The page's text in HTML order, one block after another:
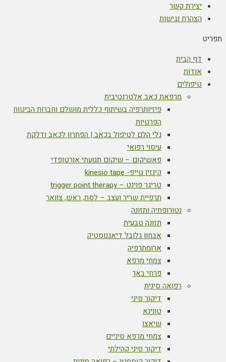
יצירת קשר
הצהרת נגישות
תפריט
דף הבית
אודות
טיפולים
מרפאת כאב אלטרנטיבית
פיזיותרפיה בשיתוף כללית מושלם וחברות הביטוח
הפרטיות
גלי הלם לטיפול בכאב | הפתרון לכאב ודלקת
עיסוי רפואי
פאשיקום – שיקום תנועתי אורטופדי
קינזיו טייפ- kinesio tape
טריגר פוינט – trigger point therapy
תרפיית שריר ועצב – לסת, ראש, צוואר
נטורופתיה ותזונה
תזונה טבעית
אבחון גלובל דיאגנוסטיק
ארומתרפיה
צמחי מרפא
פרחי באך
רפואה סינית
דיקור סיני
טווינא
שיאצו
צמחי מרפא סיניים
דיקור סיני קהילתי